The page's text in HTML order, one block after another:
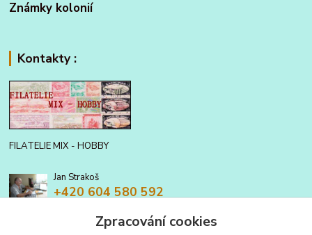
Známky kolonií
Kontakty :
FILATELIE MIX - HOBBY
Jan Strakoš
+420 604 580 592
filatelie.mix@seznam.czZpracování cookies